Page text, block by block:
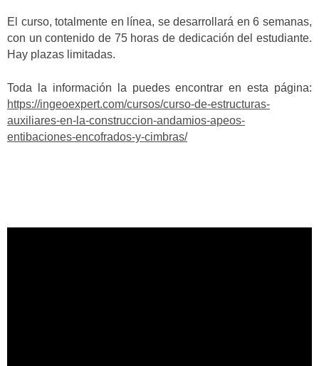
El curso, totalmente en línea, se desarrollará en 6 semanas,
con un contenido de 75 horas de dedicación del estudiante.
Hay plazas limitadas.
Toda la información la puedes encontrar en esta página:
https://ingeoexpert.com/cursos/curso-de-estructuras-
auxiliares-en-la-construccion-andamios-apeos-
entibaciones-encofrados-y-cimbras/